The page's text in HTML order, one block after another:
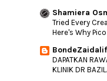
Shamiera
Tried Every
Here's Why
DAPATKAN
KLINIK DR